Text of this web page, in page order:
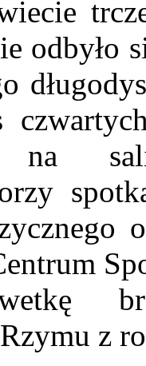
odbyło
na
z